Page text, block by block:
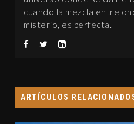
cuando la mezcla entre
misterio, es perfecta.
ARTÍCULOS